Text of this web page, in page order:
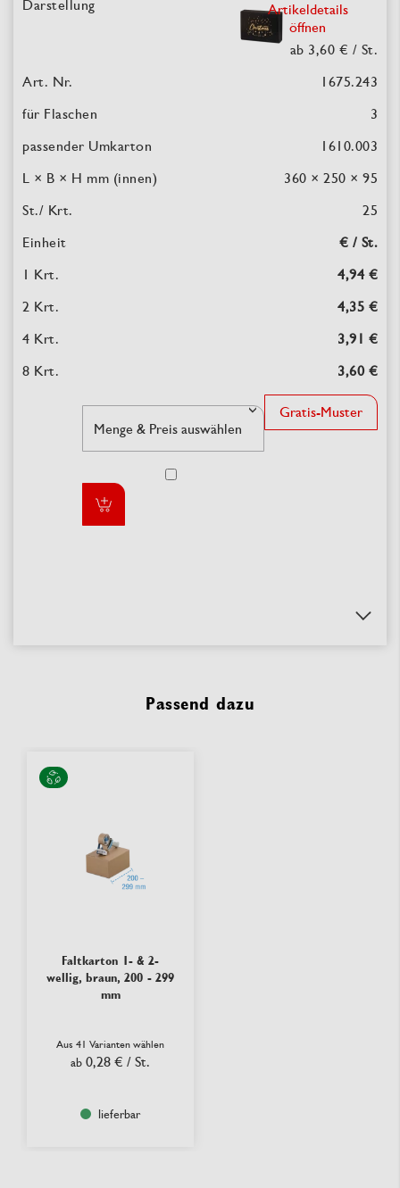
Artikeldetails
öffnen
ab 3,60 € / St.
1675.243
3
1610.003
360 × 250 × 95
25
€ / St.
4,94 €
4,35 €
3,91 €
3,60 €
Gratis-Muster
Passend dazu
Faltkarton 1- & 2-
wellig, braun, 200 - 299
mm
Aus 41 Varianten wählen
ab 0,28 € / St.
lieferbar